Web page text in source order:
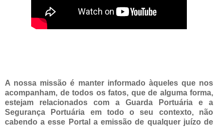
A nossa missão é manter informado àqueles que nos
acompanham, de todos os fatos, que de alguma forma,
estejam relacionados com a Guarda Portuária e a
Segurança Portuária em todo o seu contexto, não
cabendo a esse Portal a emissão de qualquer juízo de